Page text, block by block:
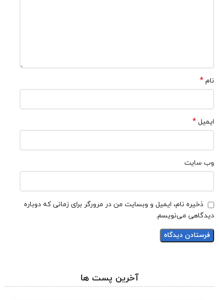
نام *
ایمیل *
وب‌ سایت
ذخیره نام، ایمیل و وبسایت من در مرورگر برای زمانی که دوباره
دیدگاهی می‌نویسم.
آخرین پست ها